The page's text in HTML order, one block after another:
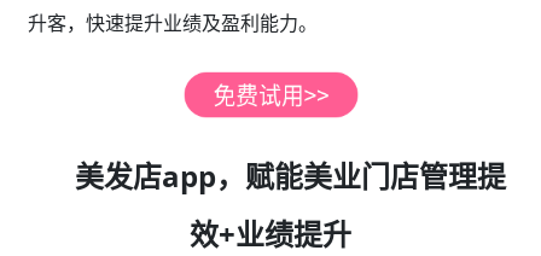
升客，快速提升业绩及盈利能力。
美发店app，赋能美业门店管理提
效+业绩提升